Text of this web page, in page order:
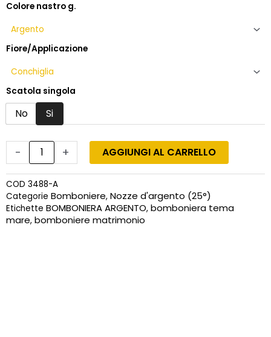
Colore nastro g.
Fiore/Applicazione
Scatola singola
No Si
- + AGGIUNGI AL CARRELLO
COD 3488-A
Categorie Bomboniere, Nozze d'argento (25°)
Etichette BOMBONIERA ARGENTO, bomboniera tema
mare, bomboniere matrimonio